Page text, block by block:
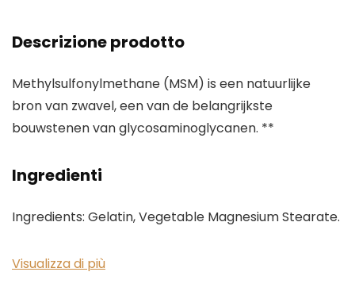
Descrizione prodotto
Methylsulfonylmethane (MSM) is een natuurlijke
bron van zwavel, een van de belangrijkste
bouwstenen van glycosaminoglycanen. **
Ingredienti
Ingredients: Gelatin, Vegetable Magnesium Stearate.
Visualizza di più